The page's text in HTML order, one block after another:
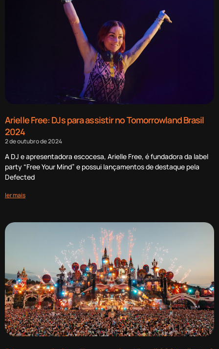
Arielle Free: DJs para assistir no Tomorrowland Brasil
2024
2 de outubro de 2024
A DJ e apresentadora escocesa, Arielle Free, é fundadora da label
party “Free Your Mind” e possui lançamentos de destaque pela
Defected
ler mais